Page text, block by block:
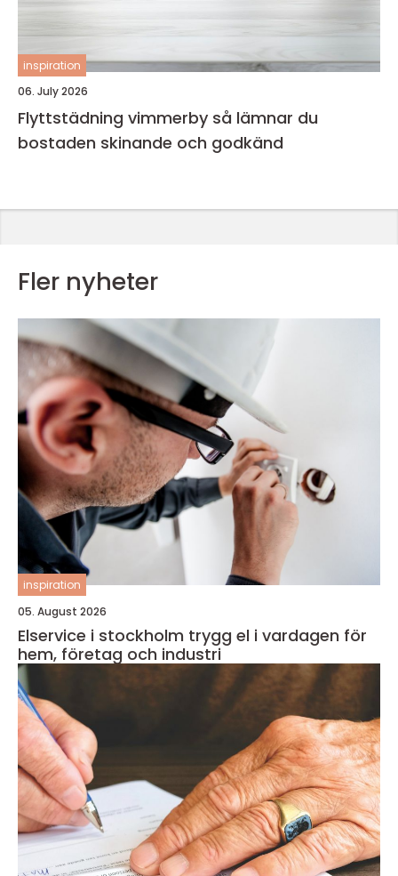
inspiration
06. July 2026
Flyttstädning vimmerby så lämnar du
bostaden skinande och godkänd
Fler nyheter
inspiration
05. August 2026
Elservice i stockholm trygg el i vardagen för
hem, företag och industri